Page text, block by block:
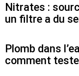
Nitrates :
un filtre a du
Plomb dans
comment